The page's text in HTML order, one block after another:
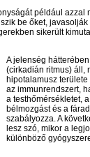
például azzal
be őket, javasolják
sikerült
A jelenség
(cirkadián ritmus) áll,
hipotalamusz
az immunrendszert,
a testhőmérsékletet,
bélmozgást és a
szabályozza. A
lesz szó, mikor a
különböző